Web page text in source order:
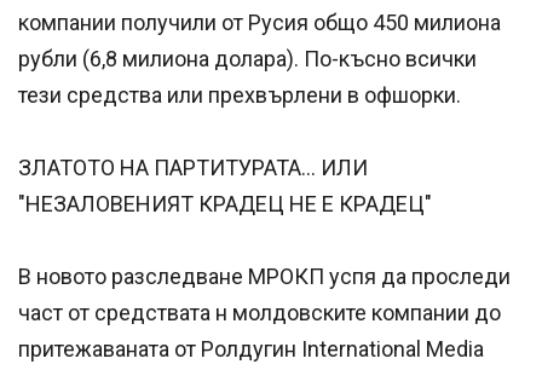
компании получили от Русия общо 450 милиона
рубли (6,8 милиона долара). По-късно всички
тези средства или прехвърлени в офшорки.
ЗЛАТОТО НА ПАРТИТУРАТА... ИЛИ
"НЕЗАЛОВЕНИЯТ КРАДЕЦ НЕ Е КРАДЕЦ"
В новото разследване МРОКП успя да проследи
част от средствата н молдовските компании до
притежаваната от Ролдугин International Media